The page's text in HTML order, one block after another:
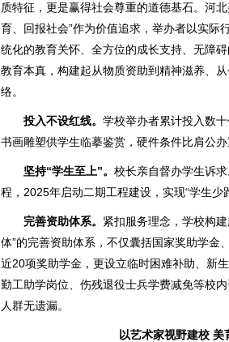
质特征，更是赢得社会尊重的道德基石。河
育、回报社会”作为价值追求，举办者以实际
统化的教育关怀、全方位的成长支持、无障
教育本真，构建起从物质资助到精神滋养、
络。
投入不设红线。 学校举办者累计投入数
书画雕塑供学生临摹鉴赏，硬件条件比肩公办
坚持“学生至上”。 校长亲自督办学生诉
程，2025年启动二期工程建设，实现“学生少
完善资助体系。 紧扣服务理念，学校构
体”的完善资助体系，不仅囊括国家奖助学金
近20项奖助学金，更设立临时困难补助、新
勤工助学岗位、伤残退役士兵学费减免等校
人群无遗漏。
以艺术家视野建校 美